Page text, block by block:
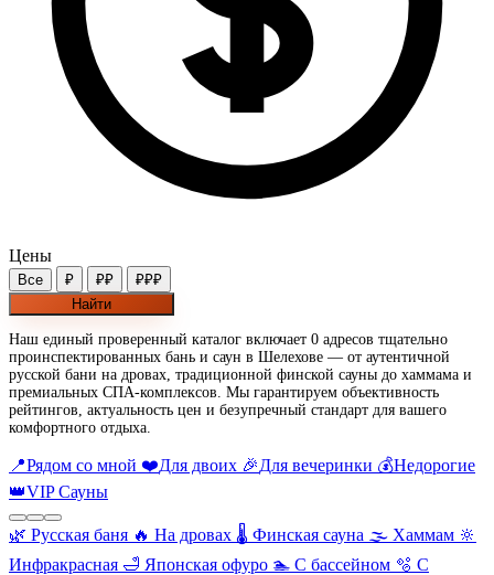
Цены
Все ₽ ₽₽
₽₽₽
Найти
Наш единый проверенный каталог включает 0 адресов тщательно
проинспектированных бань и саун в Шелехове — от аутентичной
русской бани на дровах, традиционной финской сауны до хаммама и
премиальных СПА-комплексов. Мы гарантируем объективность
рейтингов, актуальность цен и безупречный стандарт для вашего
комфортного отдыха.
📍Рядом со мной ❤️Для двоих 🎉Для вечеринки 💰Недорогие
👑VIP Сауны
🌿 Русская баня 🔥 На дровах 🌡️ Финская сауна 🌫️ Хаммам 🔆
Инфракрасная 🛁 Японская офуро 🏊 С бассейном 🫧 С